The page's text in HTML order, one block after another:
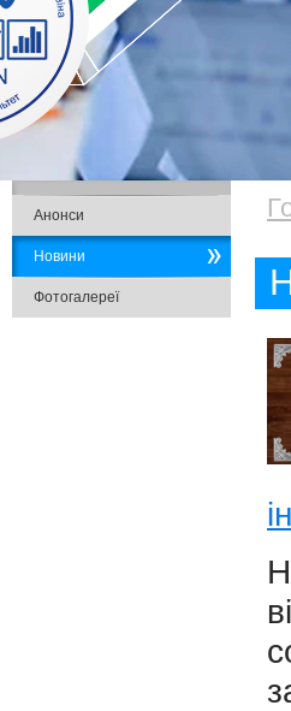
Анонси
Новини
Фотогалереї